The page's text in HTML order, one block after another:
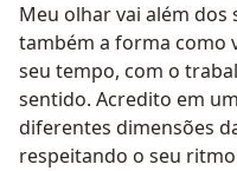
Meu olhar vai além
também a forma como
seu tempo, com o
sentido. Acredito em
diferentes dimensões
respeitando o seu